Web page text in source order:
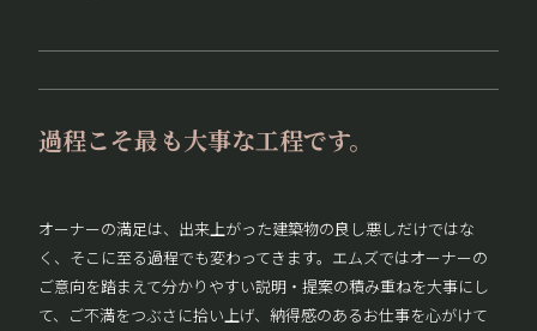
過程こそ最も大事な工程です。
オーナーの満足は、出来上がった建築物の良し悪しだけではな
く、そこに至る過程でも変わってきます。エムズではオーナーの
ご意向を踏まえて分かりやすい説明・提案の積み重ねを大事にし
て、ご不満をつぶさに拾い上げ、納得感のあるお仕事を心がけて